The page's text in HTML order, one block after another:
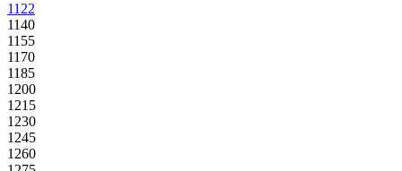
1122
1140
1155
1170
1185
1200
1215
1230
1245
1260